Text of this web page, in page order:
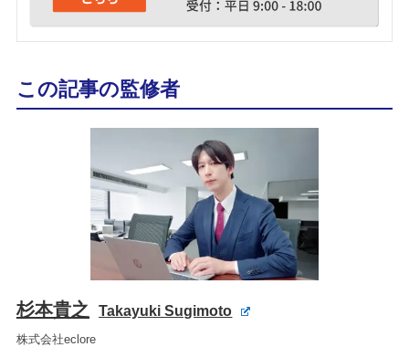
この記事の監修者
杉本貴之 Takayuki Sugimoto
株式会社eclore